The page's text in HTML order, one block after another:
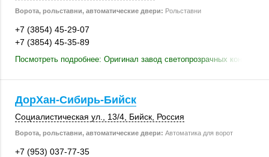
Ворота, рольставни, автоматические двери: Рольставни
+7 (3854) 45-29-07
+7 (3854) 45-35-89
Посмотреть подробнее: Оригинал завод светопрозрачных
ДорХан-Сибирь-Бийск
Социалистическая ул., 13/4 Бийск Россия
Ворота, рольставни, автоматические двери: Автоматика для ворот
+7 (953) 037-77-35